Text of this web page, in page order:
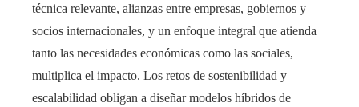
técnica relevante, alianzas entre empresas, gobiernos y
socios internacionales, y un enfoque integral que atienda
tanto las necesidades económicas como las sociales,
multiplica el impacto. Los retos de sostenibilidad y
escalabilidad obligan a diseñar modelos híbridos de